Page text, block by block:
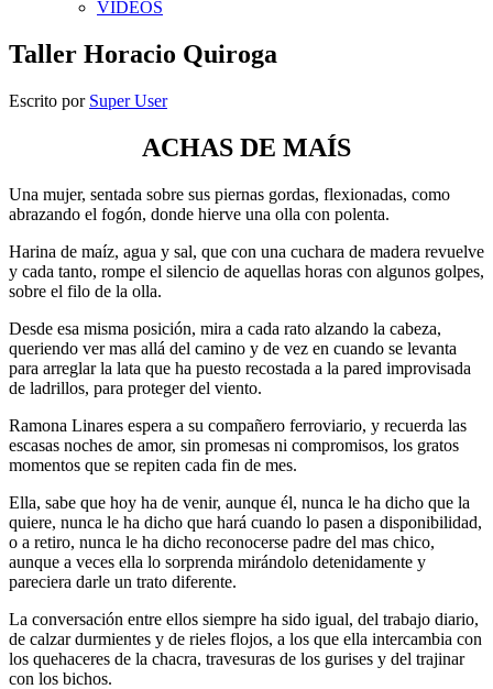
VIDEOS
Taller Horacio Quiroga
Escrito por Super User
ACHAS DE MAÍS
Una mujer, sentada sobre sus piernas gordas, flexionadas, como
abrazando el fogón, donde hierve una olla con polenta.
Harina de maíz, agua y sal, que con una cuchara de madera revuelve
y cada tanto, rompe el silencio de aquellas horas con algunos golpes,
sobre el filo de la olla.
Desde esa misma posición, mira a cada rato alzando la cabeza,
queriendo ver mas allá del camino y de vez en cuando se levanta
para arreglar la lata que ha puesto recostada a la pared improvisada
de ladrillos, para proteger del viento.
Ramona Linares espera a su compañero ferroviario, y recuerda las
escasas noches de amor, sin promesas ni compromisos, los gratos
momentos que se repiten cada fin de mes.
Ella, sabe que hoy ha de venir, aunque él, nunca le ha dicho que la
quiere, nunca le ha dicho que hará cuando lo pasen a disponibilidad,
o a retiro, nunca le ha dicho reconocerse padre del mas chico,
aunque a veces ella lo sorprenda mirándolo detenidamente y
pareciera darle un trato diferente.
La conversación entre ellos siempre ha sido igual, del trabajo diario,
de calzar durmientes y de rieles flojos, a los que ella intercambia con
los quehaceres de la chacra, travesuras de los gurises y del trajinar
con los bichos.